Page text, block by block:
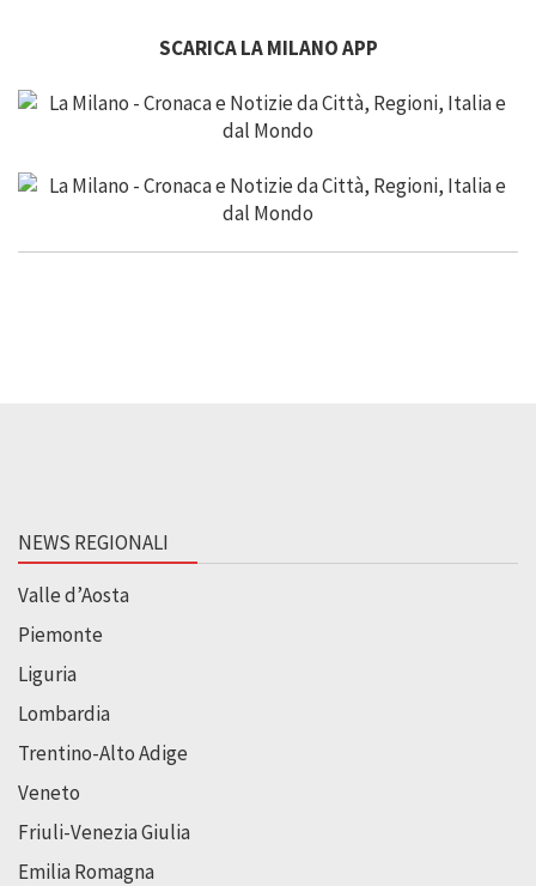
SCARICA LA MILANO APP
NEWS REGIONALI
Valle d’Aosta
Piemonte
Liguria
Lombardia
Trentino-Alto Adige
Veneto
Friuli-Venezia Giulia
Emilia Romagna